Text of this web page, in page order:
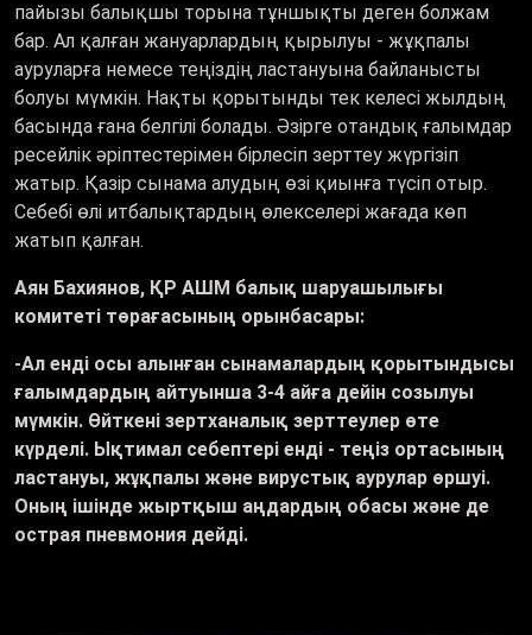
пайызы балықшы торына тұншықты деген болжам
бар. Ал қалған жануарлардың қырылуы - жұқпалы
ауруларға немесе теңіздің ластануына байланысты
болуы мүмкін. Нақты қорытынды тек келесі жылдың
басында ғана белгілі болады. Әзірге отандық ғалымдар
ресейлік әріптестерімен бірлесіп зерттеу жүргізіп
жатыр. Қазір сынама алудың өзі қиынға түсіп отыр.
Себебі өлі итбалықтардың өлекселері жағада көп
жатып қалған.
Аян Бахиянов, ҚР АШМ балық шаруашылығы
комитеті төрағасының орынбасары:
-Ал енді осы алынған сынамалардың қорытындысы
ғалымдардың айтуынша 3-4 айға дейін созылуы
мүмкін. Өйткені зертханалық зерттеулер өте
күрделі. Ықтимал себептері енді - теңіз ортасының
ластануы, жұқпалы және вирустық аурулар өршуі.
Оның ішінде жыртқыш аңдардың обасы және де
острая пневмония дейді.